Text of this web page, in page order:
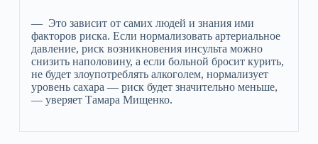
— Это зависит от самих людей и знания ими
факторов риска. Если нормализовать артериальное
давление, риск возникновения инсульта можно
снизить наполовину, а если больной бросит курить,
не будет злоупотреблять алкоголем, нормализует
уровень сахара — риск будет значительно меньше,
— уверяет Тамара Мищенко.